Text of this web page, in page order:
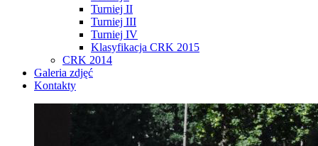
Turniej II
Turniej III
Turniej IV
Klasyfikacja CRK 2015
CRK 2014
Galeria zdjęć
Kontakty